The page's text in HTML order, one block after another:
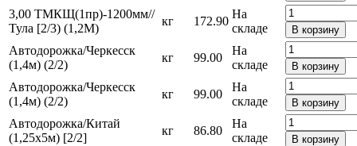
3,00 ТМКЩ(1пр)-1200мм//
Тула [2/3) (1,2М)
кг 172.90
На
складе
В корзину
Автодорожка/Черкесск
(1,4м) (2/2)
кг 99.00
На
складе
В корзину
Автодорожка/Черкесск
(1,4м) (2/2)
кг 99.00
На
складе
В корзину
Автодорожка/Китай
(1,25х5м) [2/2]
кг 86.80
На
складе
В корзину